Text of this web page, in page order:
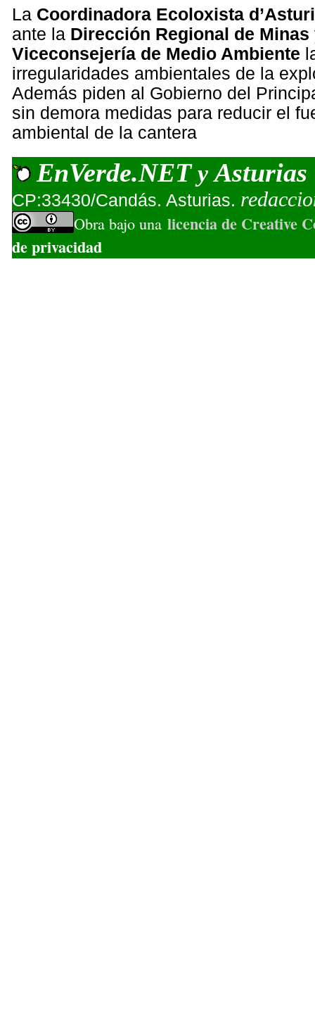
La Coordinadora Ecoloxista
ante la Dirección Regional de Minas
Viceconsejería de Medio Ambiente
irregularidades ambientales de la
Además piden al Gobierno del
sin demora medidas para reducir el
ambiental de la cantera
EnVerde.NETyAsturias
CP:33430/Candás. Asturias.
Obra bajo una licencia de Creative
de privacidad